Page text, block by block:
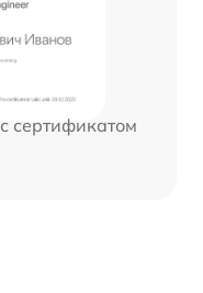
сертификатом